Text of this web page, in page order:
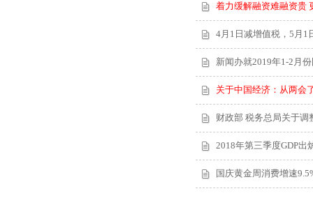
着力缓解融资难融资贵
4月1日减增值税，5月1
新闻办就2019年1-2月
关于中国经济：从两会
财政部 税务总局关于
2018年第三季度GDP出
国庆黄金周消费增速